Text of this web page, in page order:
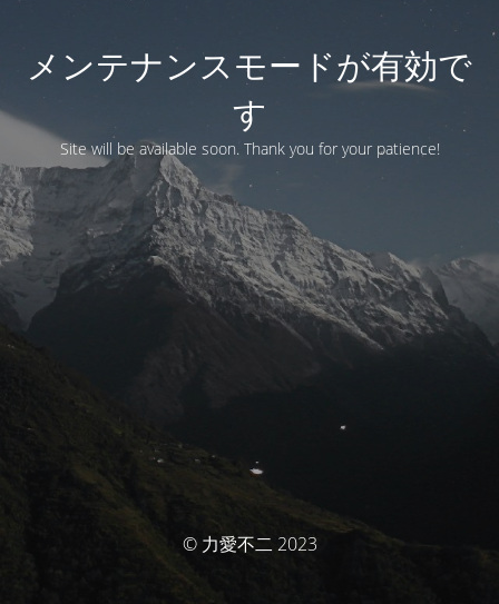
メンテナンスモードが有効で
す
Site will be available soon. Thank you for your patience!
© 力愛不二 2023